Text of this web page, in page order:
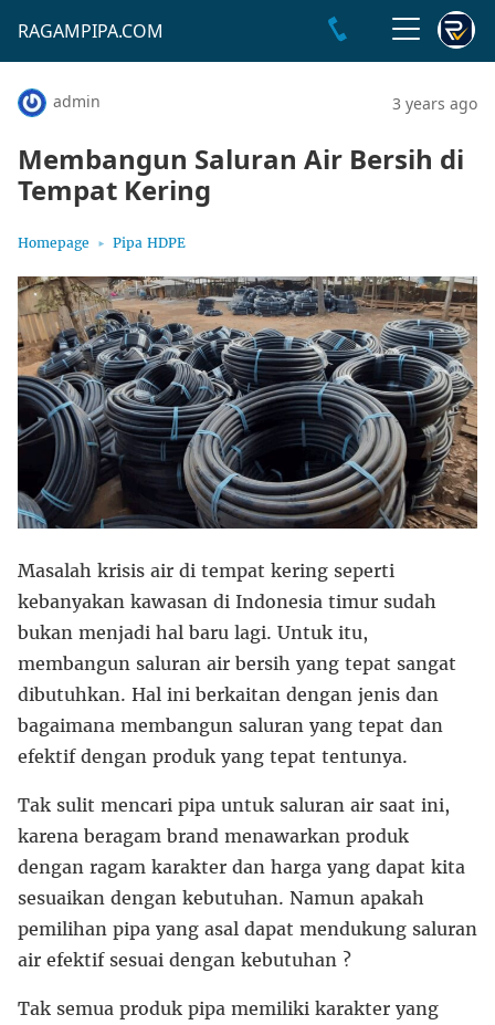
RAGAMPIPA.COM
admin 3 years ago
Membangun Saluran Air Bersih di
Tempat Kering
Homepage Pipa HDPE
Masalah krisis air di tempat kering seperti
kebanyakan kawasan di Indonesia timur sudah
bukan menjadi hal baru lagi. Untuk itu,
membangun saluran air bersih yang tepat sangat
dibutuhkan. Hal ini berkaitan dengan jenis dan
bagaimana membangun saluran yang tepat dan
efektif dengan produk yang tepat tentunya.
Tak sulit mencari pipa untuk saluran air saat ini,
karena beragam brand menawarkan produk
dengan ragam karakter dan harga yang dapat kita
sesuaikan dengan kebutuhan. Namun apakah
pemilihan pipa yang asal dapat mendukung saluran
air efektif sesuai dengan kebutuhan ?
Tak semua produk pipa memiliki karakter yang